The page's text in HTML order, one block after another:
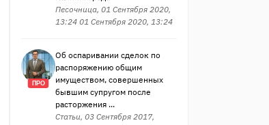
Песочница, 01 Сентября 2020,
13:24 01 Сентября 2020, 13:24
ПРО
Об оспаривании сделок по
распоряжению общим
имуществом, совершенных
бывшим супругом после
расторжения ...
Статьи, 03 Сентября 2017,